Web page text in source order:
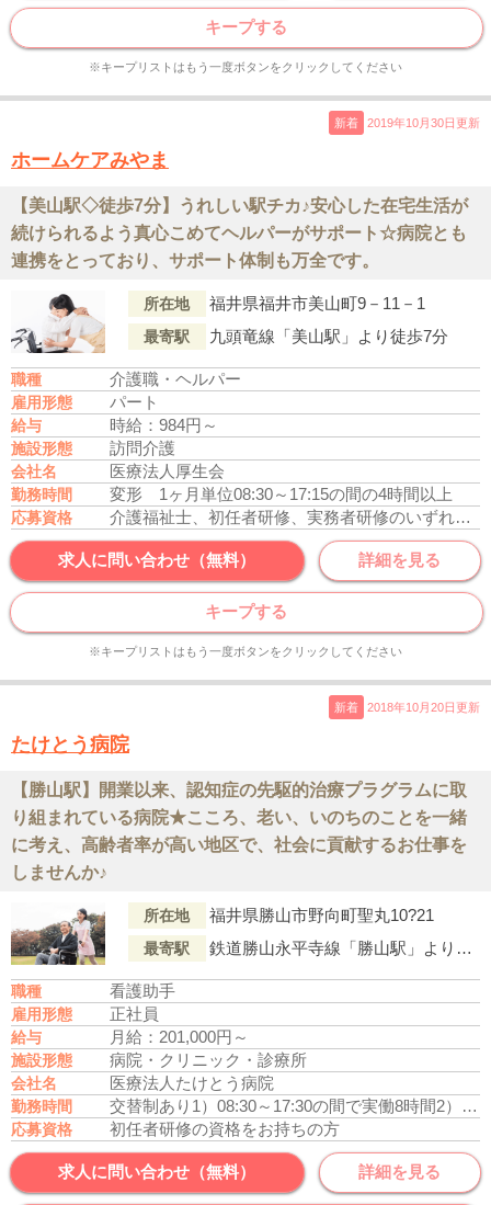
キープする
※キープリストはもう一度ボタンをクリックしてください
新着 2019年10月30日更新
ホームケアみやま
【美山駅◇徒歩7分】うれしい駅チカ♪安心した在宅生活が
続けられるよう真心こめてヘルパーがサポート☆病院とも
連携をとっており、サポート体制も万全です。
所在地 福井県福井市美山町9－11－1
最寄駅 九頭竜線「美山駅」より徒歩7分
職種 介護職・ヘルパー
雇用形態 パート
給与 時給：984円～
施設形態 訪問介護
会社名 医療法人厚生会
勤務時間 変形 1ヶ月単位08:30～17:15の間の4時間以上
応募資格 介護福祉士、初任者研修、実務者研修のいずれかの資格をお持ちの方
求人に問い合わせ（無料） 詳細を見る
キープする
※キープリストはもう一度ボタンをクリックしてください
新着 2018年10月20日更新
たけとう病院
【勝山駅】開業以来、認知症の先駆的治療プラグラムに取
り組まれている病院★こころ、老い、いのちのことを一緒
に考え、高齢者率が高い地区で、社会に貢献するお仕事を
しませんか♪
所在地 福井県勝山市野向町聖丸10?21
最寄駅 鉄道勝山永平寺線「勝山駅」よりバス乗車、「野向小学校前（バス停）」下車徒歩4分
職種 看護助手
雇用形態 正社員
給与 月給：201,000円～
施設形態 病院・クリニック・診療所
会社名 医療法人たけとう病院
勤務時間 交替制あり 1）08:30～17:30の間で実働8時間2）07:30～16:30の間で実働8時間
応募資格 初任者研修の資格をお持ちの方
求人に問い合わせ（無料） 詳細を見る